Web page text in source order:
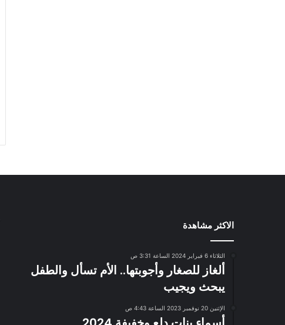
الاكثر مشاهدة
الثلاثاء 6 فبراير 2024 الساعة 3:31 ص
ألغاز للصغار وأجوبتها.. الأم تسأل والطفل
يبحث ويجيب
الإثنين 20 نوفمبر 2023 الساعة 4:43 ص